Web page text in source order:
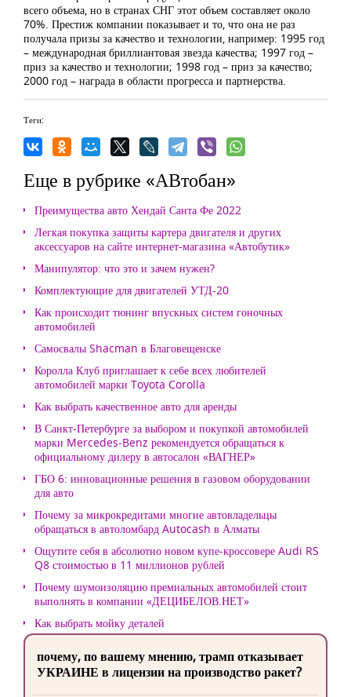
всего объема, но в странах СНГ этот объем составляет около
70%. Престиж компании показывает и то, что она не раз
получала призы за качество и технологии, например: 1995 год
– международная бриллиантовая звезда качества; 1997 год –
приз за качество и технологии; 1998 год – приз за качество;
2000 год – награда в области прогресса и партнерства.
Теги:
Еще в рубрике «АВтобан»
Преимущества авто Хендай Санта Фе 2022
Легкая покупка защиты картера двигателя и других
аксессуаров на сайте интернет-магазина «Автобутик»
Манипулятор: что это и зачем нужен?
Комплектующие для двигателей УТД-20
Как происходит тюнинг впускных систем гоночных
автомобилей
Самосвалы Shacman в Благовещенске
Королла Клуб приглашает к себе всех любителей
автомобилей марки Toyota Corolla
Как выбрать качественное авто для аренды
В Санкт-Петербурге за выбором и покупкой автомобилей
марки Mercedes-Benz рекомендуется обращаться к
официальному дилеру в автосалон «ВАГНЕР»
ГБО 6: инновационные решения в газовом оборудовании
для авто
Почему за микрокредитами многие автовладельцы
обращаться в автоломбард Autocash в Алматы
Ощутите себя в абсолютно новом купе-кроссовере Audi RS
Q8 стоимостью в 11 миллионов рублей
Почему шумоизоляцию премиальных автомобилей стоит
выполнять в компании «ДЕЦИБЕЛОВ.НЕТ»
Как выбрать мойку деталей
почему, по вашему мнению, трамп отказывает
УКРАИНЕ в лицензии на производство ракет?